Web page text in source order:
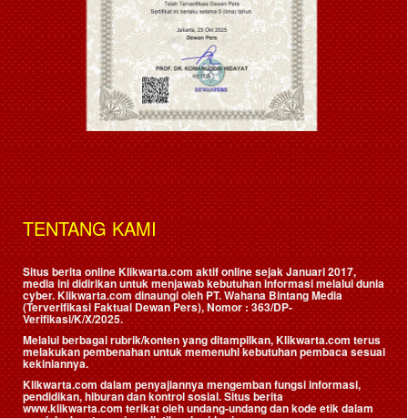
TENTANG KAMI
Situs berita online Klikwarta.com aktif online sejak Januari 2017,
media ini didirikan untuk menjawab kebutuhan informasi melalui dunia
cyber. Klikwarta.com dinaungi oleh PT. Wahana Bintang Media
(Terverifikasi Faktual Dewan Pers), Nomor : 363/DP-
Verifikasi/K/X/2025.
Melalui berbagai rubrik/konten yang ditampilkan, Klikwarta.com terus
melakukan pembenahan untuk memenuhi kebutuhan pembaca sesuai
kekiniannya.
Klikwarta.com dalam penyajiannya mengemban fungsi informasi,
pendidikan, hiburan dan kontrol sosial. Situs berita
www.klikwarta.com terikat oleh undang-undang dan kode etik dalam